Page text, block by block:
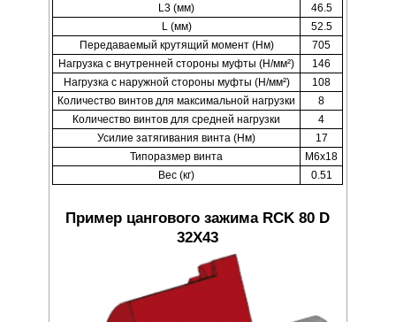
L3 (мм)
46.5
L (мм)
52.5
Передаваемый крутящий момент (Нм)
705
Нагрузка с внутренней стороны муфты (Н/мм²)
146
Нагрузка с наружной стороны муфты (Н/мм²)
108
Количество винтов для максимальной нагрузки
8
Количество винтов для средней нагрузки
4
Усилие затягивания винта (Нм)
17
Типоразмер винта
M6x18
Вес (кг)
0.51
Пример цангового зажима RCK 80 D
32X43